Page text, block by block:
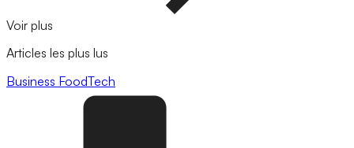
Voir plus
Articles les plus lus
Business FoodTech